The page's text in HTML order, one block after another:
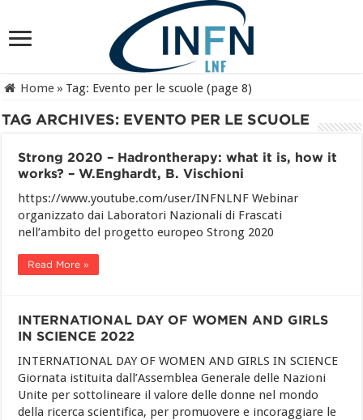
Home » Tag: Evento per le scuole(page 8)
TAG ARCHIVES: EVENTO PER LE SCUOLE
Strong 2020 – Hadrontherapy: what it is, how it
works? – W.Enghardt, B. Vischioni
https://www.youtube.com/user/INFNLNF Webinar
organizzato dai Laboratori Nazionali di Frascati
nell’ambito del progetto europeo Strong 2020
Read More »
INTERNATIONAL DAY OF WOMEN AND GIRLS
IN SCIENCE 2022
INTERNATIONAL DAY OF WOMEN AND GIRLS IN SCIENCE
Giornata istituita dall’Assemblea Generale delle Nazioni
Unite per sottolineare il valore delle donne nel mondo
della ricerca scientifica, per promuovere e incoraggiare le